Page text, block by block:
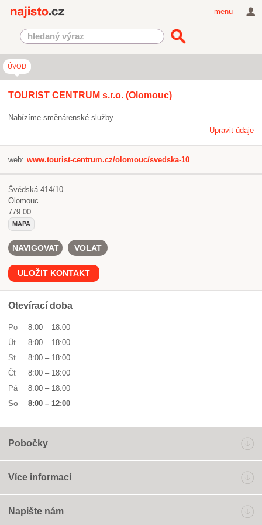
menu
ÚVOD
TOURIST CENTRUM s.r.o. (Olomouc)
Nabízíme směnárenské služby.
Upravit údaje
web: www.tourist-centrum.cz/olomouc/svedska-10
Švédská 414/10
Olomouc
779 00
MAPA
NAVIGOVAT VOLAT
ULOŽIT KONTAKT
Otevírací doba
Po 8:00 – 18:00
Út
8:00 – 18:00
St
8:00 – 18:00
Čt
8:00 – 18:00
Pá
8:00 – 18:00
So
8:00 – 12:00
Pobočky
Více informací
Napište nám